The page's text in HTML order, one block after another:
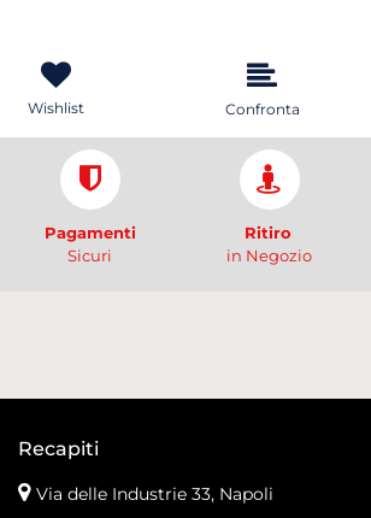
Wishlist Confronta
Pagamenti
Sicuri
Ritiro
in Negozio
Recapiti
Via delle Industrie 33, Napoli